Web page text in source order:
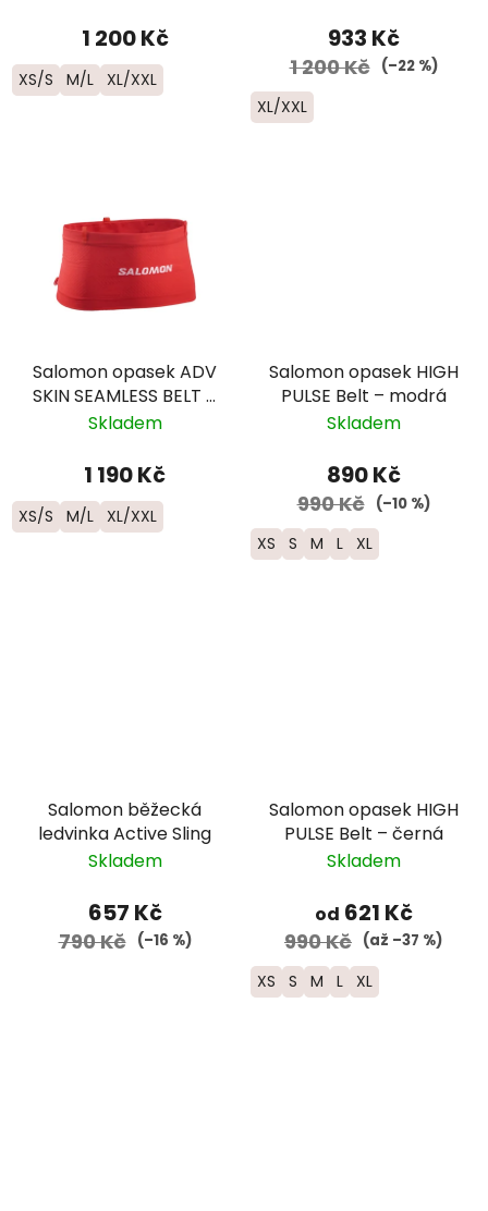
1 200 Kč
XS/S M/L XL/XXL
933 Kč
1 200 Kč (–22 %)
XL/XXL
Salomon opasek ADV
SKIN SEAMLESS BELT –
červený
Skladem
1 190 Kč
XS/S M/L XL/XXL
Salomon opasek HIGH
PULSE Belt – modrá
Skladem
890 Kč
990 Kč (–10 %)
XS S M L XL
Salomon běžecká
ledvinka Active Sling
Skladem
657 Kč
790 Kč (–16 %)
Salomon opasek HIGH
PULSE Belt – černá
Skladem
od 621 Kč
990 Kč (až –37 %)
XS S M L XL